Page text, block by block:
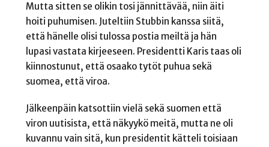
Mutta sitten se olikin tosi jännittävää, niin äiti
hoiti puhumisen. Juteltiin Stubbin kanssa siitä,
että hänelle olisi tulossa postia meiltä ja hän
lupasi vastata kirjeeseen. Presidentti Karis taas oli
kiinnostunut, että osaako tytöt puhua sekä
suomea, että viroa.
Jälkeenpäin katsottiin vielä sekä suomen että
viron uutisista, että näkyykö meitä, mutta ne oli
kuvannu vain sitä, kun presidentit kätteli toisiaan